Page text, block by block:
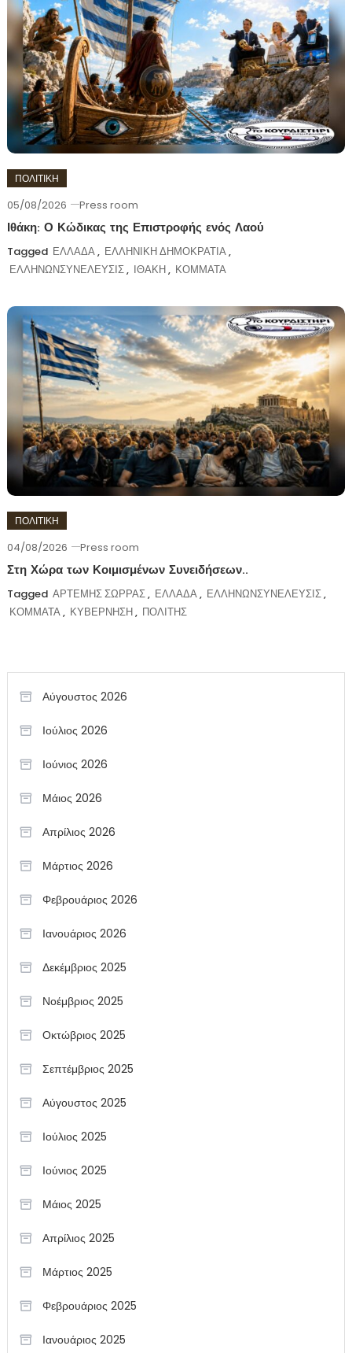
ΠΟΛΙΤΙΚΗ
05/08/2026 Press room
Ιθάκη: Ο Κώδικας της Επιστροφής ενός Λαού
Tagged ΕΛΛΑΔΑ, ΕΛΛΗΝΙΚΗ ΔΗΜΟΚΡΑΤΙΑ,
ΕΛΛΗΝΩΝΣΥΝΕΛΕΥΣΙΣ, ΙΘΑΚΗ, ΚΟΜΜΑΤΑ
ΠΟΛΙΤΙΚΗ
04/08/2026 Press room
Στη Χώρα των Κοιμισμένων Συνειδήσεων..
Tagged ΑΡΤΕΜΗΣ ΣΩΡΡΑΣ, ΕΛΛΑΔΑ, ΕΛΛΗΝΩΝΣΥΝΕΛΕΥΣΙΣ,
ΚΟΜΜΑΤΑ, ΚΥΒΕΡΝΗΣΗ, ΠΟΛΙΤΗΣ
Αύγουστος 2026
Ιούλιος 2026
Ιούνιος 2026
Μάιος 2026
Απρίλιος 2026
Μάρτιος 2026
Φεβρουάριος 2026
Ιανουάριος 2026
Δεκέμβριος 2025
Νοέμβριος 2025
Οκτώβριος 2025
Σεπτέμβριος 2025
Αύγουστος 2025
Ιούλιος 2025
Ιούνιος 2025
Μάιος 2025
Απρίλιος 2025
Μάρτιος 2025
Φεβρουάριος 2025
Ιανουάριος 2025